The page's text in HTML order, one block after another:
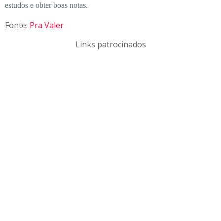
estudos e obter boas notas.
Fonte: Pra Valer
Links patrocinados